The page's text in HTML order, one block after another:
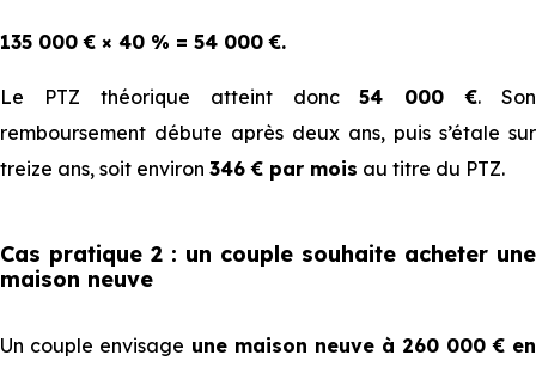
88
€
€
€
€
99
€
81
€
72
64
7
000
000
000
000
135 000 € ⁠⁠× 40 % = 54 000 €.
Le PTZ th⁠⁠éorique atteint donc54 000 €. Son
remboursement débute après deux ans, puis s’étale sur
treize ans, soit environ 346 € par mois au titre du PTZ.
Cas pratique 2 : un couple souhaite acheter une
maison neuve
Un couple⁠⁠ envisage une maison neuve à 260 000 € en